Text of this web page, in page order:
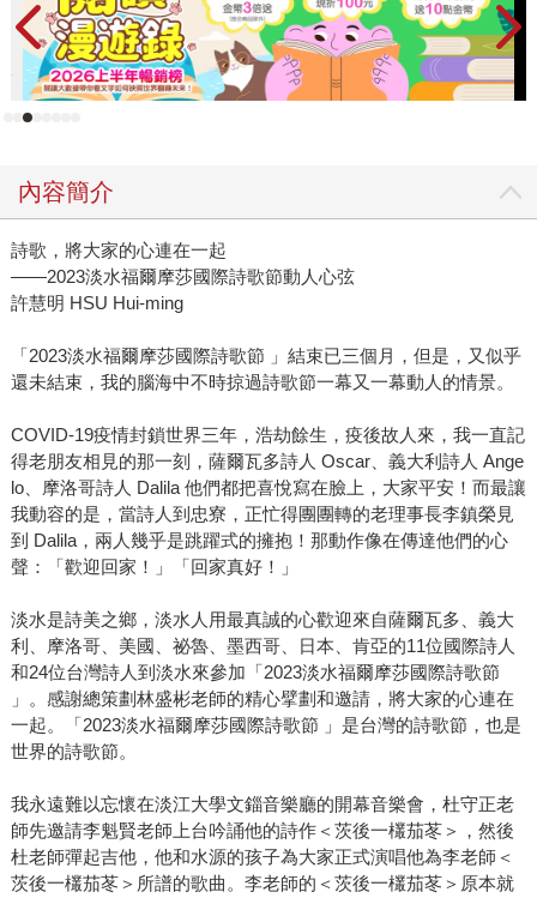
內容簡介
詩歌，將大家的心連在一起
——2023淡水福爾摩莎國際詩歌節動人心弦
許慧明 HSU Hui-ming
「2023淡水福爾摩莎國際詩歌節 」結束已三個月，但是，又似乎
還未結束，我的腦海中不時掠過詩歌節一幕又一幕動人的情景。
COVID-19疫情封鎖世界三年，浩劫餘生，疫後故人來，我一直記
得老朋友相見的那一刻，薩爾瓦多詩人 Oscar、義大利詩人 Ange
lo、摩洛哥詩人 Dalila 他們都把喜悅寫在臉上，大家平安！而最讓
我動容的是，當詩人到忠寮，正忙得團團轉的老理事長李鎮榮見
到 Dalila，兩人幾乎是跳躍式的擁抱！那動作像在傳達他們的心
聲：「歡迎回家！」「回家真好！」
淡水是詩美之鄉，淡水人用最真誠的心歡迎來自薩爾瓦多、義大
利、摩洛哥、美國、祕魯、墨西哥、日本、肯亞的11位國際詩人
和24位台灣詩人到淡水來參加「2023淡水福爾摩莎國際詩歌節
」。感謝總策劃林盛彬老師的精心擘劃和邀請，將大家的心連在
一起。「2023淡水福爾摩莎國際詩歌節 」是台灣的詩歌節，也是
世界的詩歌節。
我永遠難以忘懷在淡江大學文錙音樂廳的開幕音樂會，杜守正老
師先邀請李魁賢老師上台吟誦他的詩作＜茨後一欉茄苳＞，然後
杜老師彈起吉他，他和水源的孩子為大家正式演唱他為李老師＜
茨後一欉茄苳＞所譜的歌曲。李老師的＜茨後一欉茄苳＞原本就